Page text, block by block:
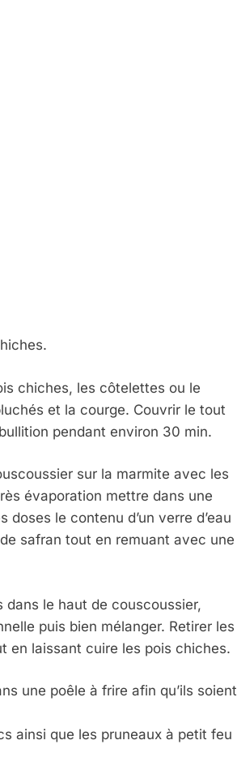
chiches, les côtelettes ou le
et la courge. Couvrir le tout
pendant environ 30 min.
sur la marmite avec les
évaporation mettre dans une
le contenu d’un verre d’eau
safran tout en remuant avec une
dans le haut de couscoussier,
puis bien mélanger. Retirer les
en laissant cuire les pois chiches.
une poêle à frire afin qu’ils soient
ainsi que les pruneaux à petit feu